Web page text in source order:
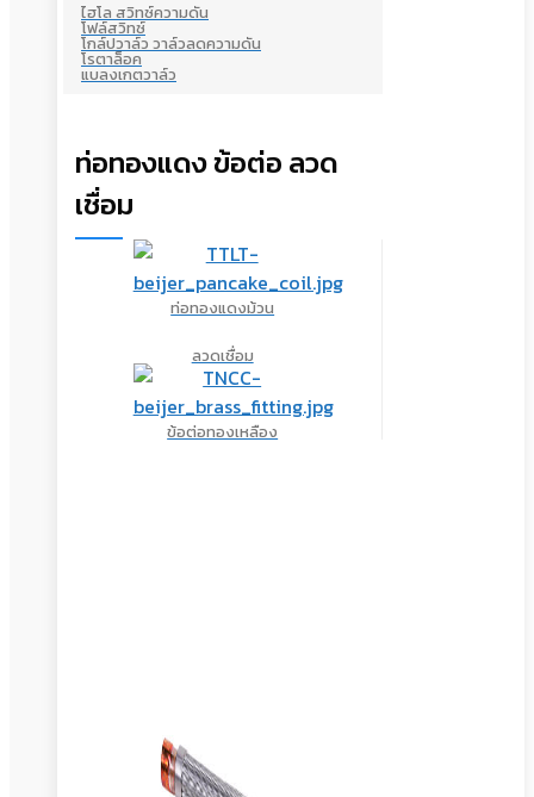
ไฮโล สวิทซ์ความดัน
โฟล์สวิทซ์
โกล์ปวาล์ว วาล์วลดความดัน
โรตาล็อค
แบลงเกตวาล์ว
ท่อทองแดง ข้อต่อ ลวด
เชื่อม
ท่อทองแดงม้วน
ลวดเชื่อม
ข้อต่อทองเหลือง